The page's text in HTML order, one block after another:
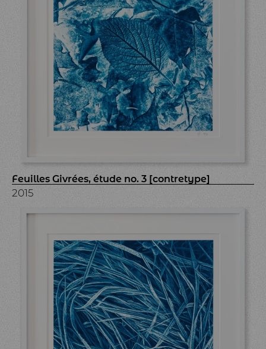
Feuilles Givrées, étude no. 3 [contretype]
2015